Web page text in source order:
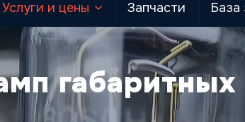
Услуги и цены Запчасти База
габаритных